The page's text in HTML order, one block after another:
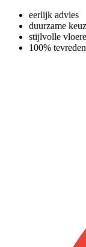
eerlijk advies
duurzame
stijlvolle
100%